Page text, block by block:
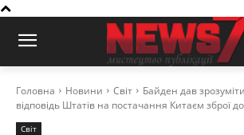
Головна Новини Світ
Байден дав
відповідь Штатів на постачання Китаєм зброї
Світ